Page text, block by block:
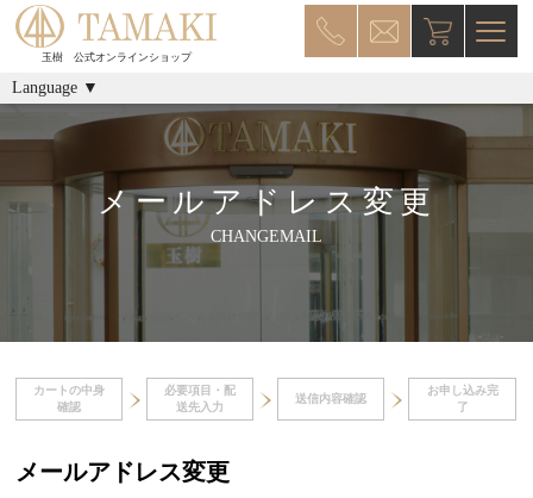
玉樹 公式オンラインショップ
Language ▼
メールアドレス変更
CHANGEMAIL
カートの中身
確認
必要項目・配
送先入力
送信内容確認
お申し込み完
了
メールアドレス変更